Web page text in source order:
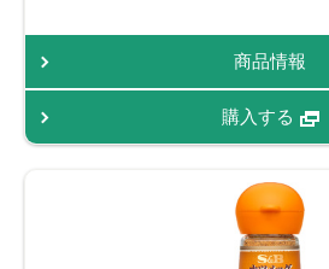
商品情報
購入する